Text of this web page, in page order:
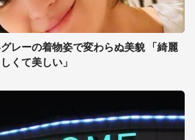
レーの着物姿で変わらぬ美貌 「綺麗
くて美しい」